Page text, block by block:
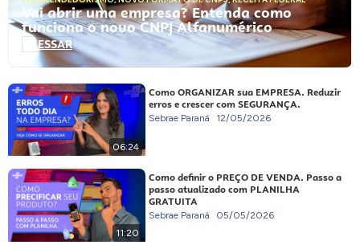
Vai abrir uma empresa? Entenda como
funciona o novo CNPJ Alfanumérico
ACESSAR
06:24
Como ORGANIZAR sua EMPRESA. Reduzir
erros e crescer com SEGURANÇA.
Sebrae Paraná 12/05/2026
11:20
Como definir o PREÇO DE VENDA. Passo a
passo atualizado com PLANILHA
GRATUITA
Sebrae Paraná 05/05/2026